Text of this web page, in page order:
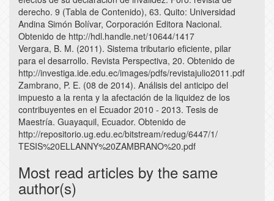
derecho. 9 (Tabla de Contenido), 63. Quito: Universidad
Andina Simón Bolívar, Corporación Editora Nacional.
Obtenido de http://hdl.handle.net/10644/1417
Vergara, B. M. (2011). Sistema tributario eficiente, pilar
para el desarrollo. Revista Perspectiva, 20. Obtenido de
http://investiga.ide.edu.ec/images/pdfs/revistajulio2011.pdf
Zambrano, P. E. (08 de 2014). Análisis del anticipo del
impuesto a la renta y la afectación de la liquidez de los
contribuyentes en el Ecuador 2010 - 2013. Tesis de
Maestría. Guayaquil, Ecuador. Obtenido de
http://repositorio.ug.edu.ec/bitstream/redug/6447/1/
TESIS%20ELLANNY%20ZAMBRANO%20.pdf
Most read articles by the same
author(s)